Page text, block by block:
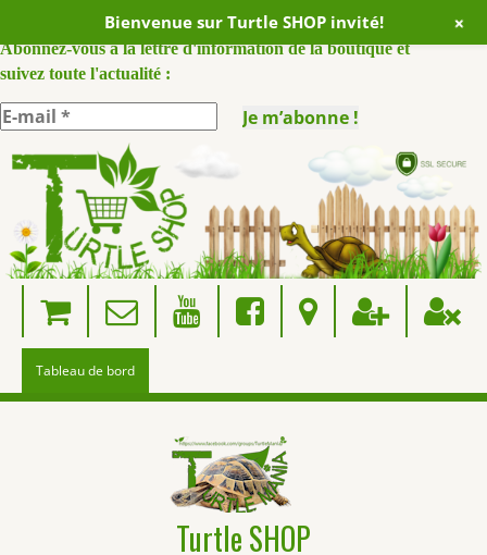
ABONNEZ VOUS A NOTRE NEWSLETTER :
Abonnez-vous à la lettre d'information de la boutique et
suivez toute l'actualité :
Skip
to
content
Tableau de bord
Turtle SHOP
Bienvenue sur Turtle SHOP invité! +